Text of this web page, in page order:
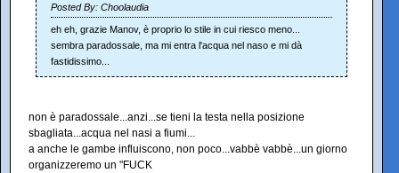
Posted By: Choolaudia
eh eh, grazie Manov, è proprio lo stile in cui riesco meno...
sembra paradossale, ma mi entra l'acqua nel naso e mi dà
fastidissimo...
non è paradossale...anzi...se tieni la testa nella posizione
sbagliata...acqua nel nasi a fiumi...
a anche le gambe influiscono, non poco...vabbè vabbè...un giorno
organizzeremo un "FUCK